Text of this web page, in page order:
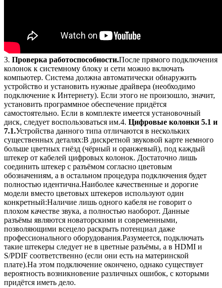
3. Проверка работоспособности.После прямого подключения
колонок к системному блоку и сети можно включать
компьютер. Система должна автоматически обнаружить
устройство и установить нужные драйвера (необходимо
подключение к Интернету). Если этого не произошло, значит,
установить программное обеспечение придётся
самостоятельно. Если в комплекте имеется установочный
диск, следует воспользоваться им.4. Цифровые колонки 5.1 и
7.1.Устройства данного типа отличаются в нескольких
существенных деталях:В дискретной звуковой карте немного
больше цветных гнёзд (чёрный и оранжевый), под каждый
штекер от кабелей цифровых колонок. Достаточно лишь
соединить штекер с разъёмом согласно цветовым
обозначениям, а в остальном процедура подключения будет
полностью идентична.Наиболее качественные и дорогие
модели вместо цветовых штекеров используют один
конкретный:Наличие лишь одного кабеля не говорит о
плохом качестве звука, а полностью наоборот. Данные
разъёмы являются новаторскими и современными,
позволяющими всецело раскрыть потенциал даже
профессионального оборудования.Разумеется, подключать
такие штекеры следует не в цветные разъёмы, а в HDMI и
S/PDIF соответственно (если они есть на материнской
плате).На этом подключение окончено, однако существует
вероятность возникновение различных ошибок, с которыми
придётся иметь дело.